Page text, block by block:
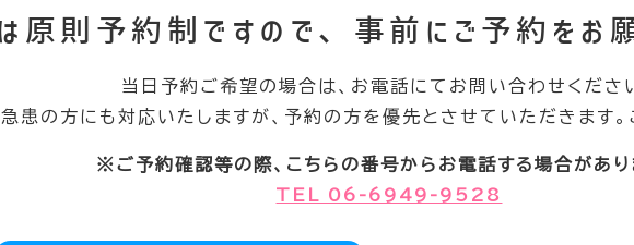
原則予約制ですので、 事前にご予約をお
当日予約ご希望の場合は、お電話にてお問い合わせくださ
急患の方にも対応いたしますが、予約の方を優先とさせていただきます。
※ご予約確認等の際、こちらの番号からお電話する場合があり
TEL 06-6949-9528